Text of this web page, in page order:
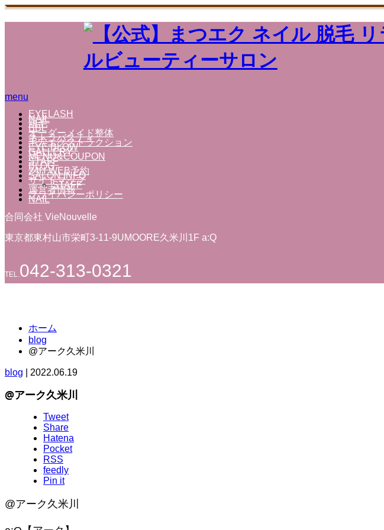
menu
EYELASH
NAIL
脱毛
BBL
オーダーメイド整体
ネトラバスティ
毛穴エクストラクション
EYE BLOW
GALLERY
MENU&COUPON
STAFF
BLOG
24H WEB予約
SALON INFO
サイトマップ
STAFF
運営者情報
プライバシーポリシー
NAIL
合同会社 VieNouvelle
東京都東村山市栄町3-11-9UMOORE久米川1F a:Q
TEL.042-313-0321
ホーム
blog
@アーク久米川
blog 2022.06.19
@アーク久米川
Tweet
Share
Hatena
Pocket
RSS
feedly
Pin it
@アーク久米川